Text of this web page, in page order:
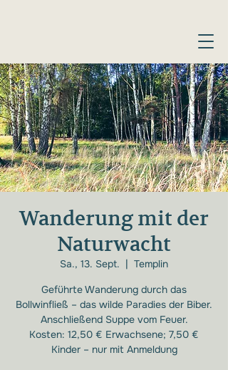
Wanderung mit der
Naturwacht
Sa., 13. Sept.
  |
Templin
Geführte Wanderung durch das
Bollwinfließ – das wilde Paradies der Biber.
Anschließend Suppe vom Feuer.
Kosten: 12,50 € Erwachsene; 7,50 €
Kinder – nur mit Anmeldung